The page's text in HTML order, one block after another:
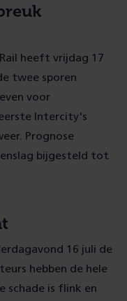
heeft vrijdag 17
twee sporen
voor
Intercity's
Prognose
bijgesteld tot
16 juli de
hebben de hele
schade is flink en